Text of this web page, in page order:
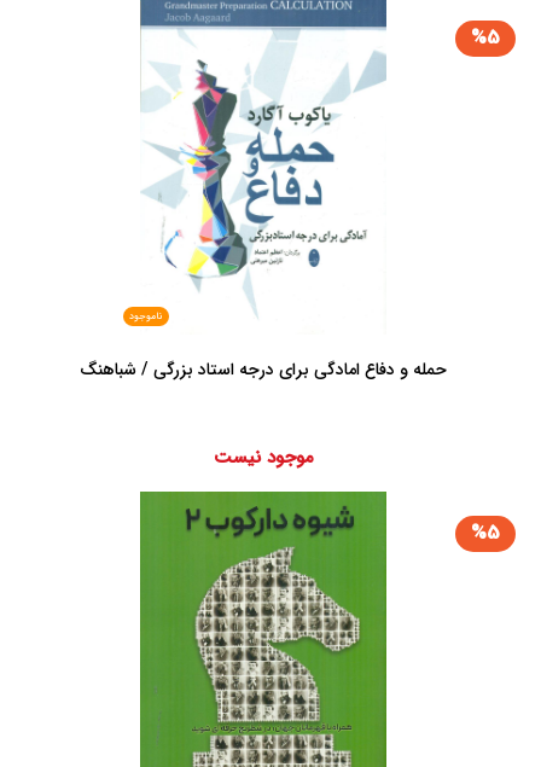
%5
ناموجود
حمله و دفاع امادگی برای درجه استاد بزرگی / شباهنگ
موجود نیست
%5